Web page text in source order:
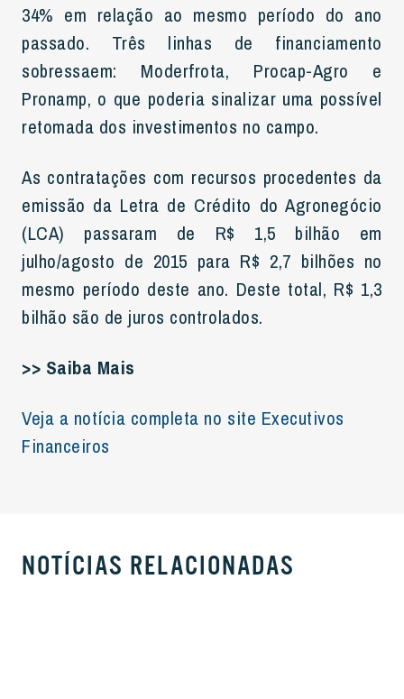
34% em relação ao mesmo período do ano
passado. Três linhas de financiamento
sobressaem: Moderfrota, Procap-Agro e
Pronamp, o que poderia sinalizar uma possível
retomada dos investimentos no campo.
As contratações com recursos procedentes da
emissão da Letra de Crédito do Agronegócio
(LCA) passaram de R$ 1,5 bilhão em
julho/agosto de 2015 para R$ 2,7 bilhões no
mesmo período deste ano. Deste total, R$ 1,3
bilhão são de juros controlados.
>> Saiba Mais
Veja a notícia completa no site Executivos
Financeiros
NOTÍCIAS RELACIONADAS